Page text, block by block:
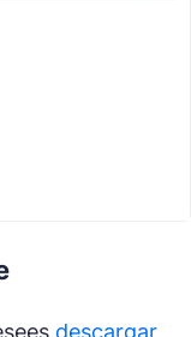
descargar